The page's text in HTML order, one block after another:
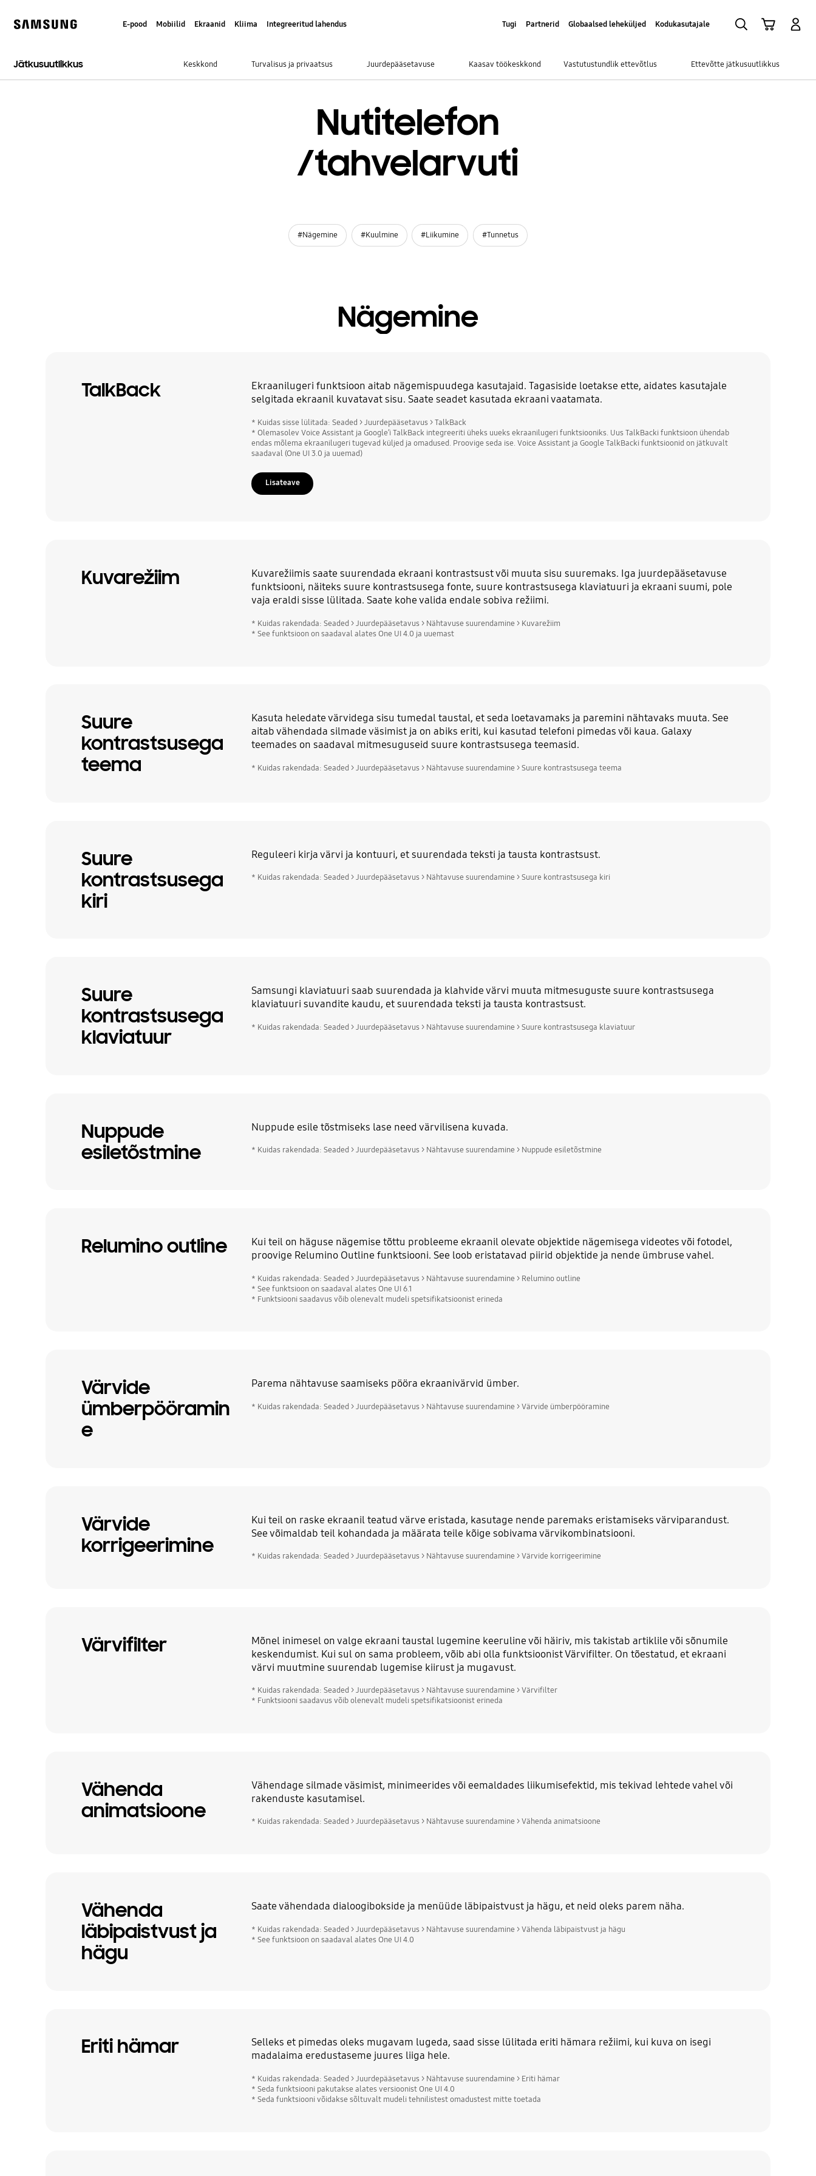
content
E-pood Mobiilid Ekraanid Kliima Integreeritud lahendus Tugi Partnerid Globaalsed leheküljed Kodukasutajale
Jätkusuutlikkus Keskkond Turvalisus ja privaatsus Juurdepääsetavuse Kaasav töökeskkond Vastutustundlik ettevõtlus Ettevõtte jätkusuutlikkus
Nutitelefon
/tahvelarvuti
#Nägemine #Kuulmine #Liikumine #Tunnetus
Nägemine
TalkBack
Ekraanilugeri funktsioon aitab nägemispuudega kasutajaid. Tagasiside loetakse ette, aidates kasutajale
selgitada ekraanil kuvatavat sisu. Saate seadet kasutada ekraani vaatamata.
* Kuidas sisse lülitada: Seaded > Juurdepääsetavus > TalkBack
* Olemasolev Voice Assistant ja Google’i TalkBack integreeriti üheks uueks ekraanilugeri funktsiooniks. Uus TalkBacki funktsioon ühendab
endas mõlema ekraanilugeri tugevad küljed ja omadused. Proovige seda ise. Voice Assistant ja Google TalkBacki funktsioonid on jätkuvalt
saadaval (One UI 3.0 ja uuemad)
Lisateave
Kuvarežiim
Kuvarežiimis saate suurendada ekraani kontrastsust või muuta sisu suuremaks. Iga juurdepääsetavuse
funktsiooni, näiteks suure kontrastsusega fonte, suure kontrastsusega klaviatuuri ja ekraani suumi, pole
vaja eraldi sisse lülitada. Saate kohe valida endale sobiva režiimi.
* Kuidas rakendada: Seaded > Juurdepääsetavus > Nähtavuse suurendamine > Kuvarežiim
* See funktsioon on saadaval alates One UI 4.0 ja uuemast
Suure
kontrastsusega
teema
Kasuta heledate värvidega sisu tumedal taustal, et seda loetavamaks ja paremini nähtavaks muuta. See
aitab vähendada silmade väsimist ja on abiks eriti, kui kasutad telefoni pimedas või kaua. Galaxy
teemades on saadaval mitmesuguseid suure kontrastsusega teemasid.
* Kuidas rakendada: Seaded > Juurdepääsetavus > Nähtavuse suurendamine > Suure kontrastsusega teema
Suure
kontrastsusega
kiri
Reguleeri kirja värvi ja kontuuri, et suurendada teksti ja tausta kontrastsust.
* Kuidas rakendada: Seaded > Juurdepääsetavus > Nähtavuse suurendamine > Suure kontrastsusega kiri
Suure
kontrastsusega
klaviatuur
Samsungi klaviatuuri saab suurendada ja klahvide värvi muuta mitmesuguste suure kontrastsusega
klaviatuuri suvandite kaudu, et suurendada teksti ja tausta kontrastsust.
* Kuidas rakendada: Seaded > Juurdepääsetavus > Nähtavuse suurendamine > Suure kontrastsusega klaviatuur
Nuppude
esiletõstmine
Nuppude esile tõstmiseks lase need värvilisena kuvada.
* Kuidas rakendada: Seaded > Juurdepääsetavus > Nähtavuse suurendamine > Nuppude esiletõstmine
Relumino outline
Kui teil on häguse nägemise tõttu probleeme ekraanil olevate objektide nägemisega videotes või fotodel,
proovige Relumino Outline funktsiooni. See loob eristatavad piirid objektide ja nende ümbruse vahel.
* Kuidas rakendada: Seaded > Juurdepääsetavus > Nähtavuse suurendamine > Relumino outline
* See funktsioon on saadaval alates One UI 6.1
* Funktsiooni saadavus võib olenevalt mudeli spetsifikatsioonist erineda
Värvide
ümberpööramin
e
Parema nähtavuse saamiseks pööra ekraanivärvid ümber.
* Kuidas rakendada: Seaded > Juurdepääsetavus > Nähtavuse suurendamine > Värvide ümberpööramine
Värvide
korrigeerimine
Kui teil on raske ekraanil teatud värve eristada, kasutage nende paremaks eristamiseks värviparandust.
See võimaldab teil kohandada ja määrata teile kõige sobivama värvikombinatsiooni.
* Kuidas rakendada: Seaded > Juurdepääsetavus > Nähtavuse suurendamine > Värvide korrigeerimine
Värvifilter
Mõnel inimesel on valge ekraani taustal lugemine keeruline või häiriv, mis takistab artiklile või sõnumile
keskendumist. Kui sul on sama probleem, võib abi olla funktsioonist Värvifilter. On tõestatud, et ekraani
värvi muutmine suurendab lugemise kiirust ja mugavust.
* Kuidas rakendada: Seaded > Juurdepääsetavus > Nähtavuse suurendamine > Värvifilter
* Funktsiooni saadavus võib olenevalt mudeli spetsifikatsioonist erineda
Vähenda
animatsioone
Vähendage silmade väsimist, minimeerides või eemaldades liikumisefektid, mis tekivad lehtede vahel või
rakenduste kasutamisel.
* Kuidas rakendada: Seaded > Juurdepääsetavus > Nähtavuse suurendamine > Vähenda animatsioone
Vähenda
läbipaistvust ja
hägu
Saate vähendada dialoogibokside ja menüüde läbipaistvust ja hägu, et neid oleks parem näha.
* Kuidas rakendada: Seaded > Juurdepääsetavus > Nähtavuse suurendamine > Vähenda läbipaistvust ja hägu
* See funktsioon on saadaval alates One UI 4.0
Eriti hämar
Selleks et pimedas oleks mugavam lugeda, saad sisse lülitada eriti hämara režiimi, kui kuva on isegi
madalaima eredustaseme juures liiga hele.
* Kuidas rakendada: Seaded > Juurdepääsetavus > Nähtavuse suurendamine > Eriti hämar
* Seda funktsiooni pakutakse alates versioonist One UI 4.0
* Seda funktsiooni võidakse sõltuvalt mudeli tehnilistest omadustest mitte toetada